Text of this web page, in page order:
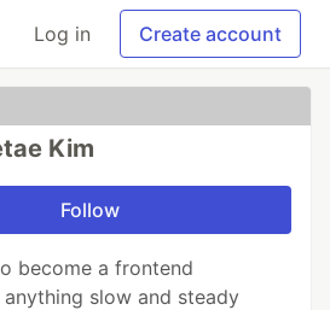
Log in Create account
Kim
Follow
become a frontend
slow and steady